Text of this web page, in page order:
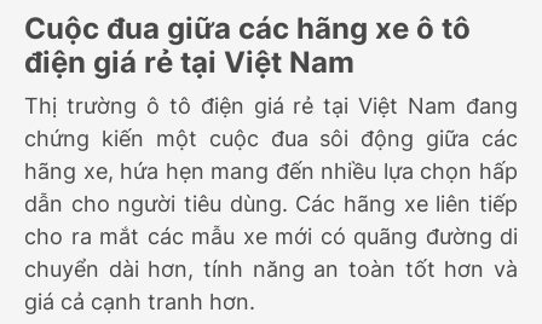
Cuộc đua giữa các hãng xe ô tô
điện giá rẻ tại Việt Nam
Thị trường ô tô điện giá rẻ tại Việt Nam đang
chứng kiến một cuộc đua sôi động giữa các
hãng xe, hứa hẹn mang đến nhiều lựa chọn hấp
dẫn cho người tiêu dùng. Các hãng xe liên tiếp
cho ra mắt các mẫu xe mới có quãng đường di
chuyển dài hơn, tính năng an toàn tốt hơn và
giá cả cạnh tranh hơn.